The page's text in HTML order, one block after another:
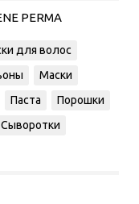
PERMA
для волос
Маски
Паста
Порошки
Сыворотки